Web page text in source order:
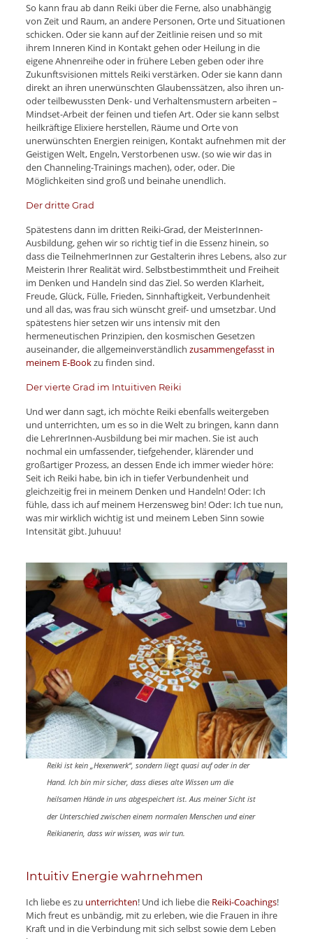
So kann frau ab dann Reiki über die Ferne, also unabhängig
von Zeit und Raum, an andere Personen, Orte und Situationen
schicken. Oder sie kann auf der Zeitlinie reisen und so mit
ihrem Inneren Kind in Kontakt gehen oder Heilung in die
eigene Ahnenreihe oder in frühere Leben geben oder ihre
Zukunftsvisionen mittels Reiki verstärken. Oder sie kann dann
direkt an ihren unerwünschten Glaubenssätzen, also ihren un-
oder teilbewussten Denk- und Verhaltensmustern arbeiten –
Mindset-Arbeit der feinen und tiefen Art. Oder sie kann selbst
heilkräftige Elixiere herstellen, Räume und Orte von
unerwünschten Energien reinigen, Kontakt aufnehmen mit der
Geistigen Welt, Engeln, Verstorbenen usw. (so wie wir das in
den Channeling-Trainings machen), oder, oder. Die
Möglichkeiten sind groß und beinahe unendlich.
Der dritte Grad
Spätestens dann im dritten Reiki-Grad, der MeisterInnen-
Ausbildung, gehen wir so richtig tief in die Essenz hinein, so
dass die TeilnehmerInnen zur Gestalterin ihres Lebens, also zur
Meisterin Ihrer Realität wird. Selbstbestimmtheit und Freiheit
im Denken und Handeln sind das Ziel. So werden Klarheit,
Freude, Glück, Fülle, Frieden, Sinnhaftigkeit, Verbundenheit
und all das, was frau sich wünscht greif- und umsetzbar. Und
spätestens hier setzen wir uns intensiv mit den
hermeneutischen Prinzipien, den kosmischen Gesetzen
auseinander, die allgemeinverständlich zusammengefasst in
meinem E-Bookzu finden sind.
Der vierte Grad im Intuitiven Reiki
Und wer dann sagt, ich möchte Reiki ebenfalls weitergeben
und unterrichten, um es so in die Welt zu bringen, kann dann
die LehrerInnen-Ausbildung bei mir machen. Sie ist auch
nochmal ein umfassender, tiefgehender, klärender und
großartiger Prozess, an dessen Ende ich immer wieder höre:
Seit ich Reiki habe, bin ich in tiefer Verbundenheit und
gleichzeitig frei in meinem Denken und Handeln! Oder: Ich
fühle, dass ich auf meinem Herzensweg bin! Oder: Ich tue nun,
was mir wirklich wichtig ist und meinem Leben Sinn sowie
Intensität gibt. Juhuuu!
Reiki ist kein „Hexenwerk“, sondern liegt quasi auf oder in der
Hand. Ich bin mir sicher, dass dieses alte Wissen um die
heilsamen Hände in uns abgespeichert ist. Aus meiner Sicht ist
der Unterschied zwischen einem normalen Menschen und einer
Reikianerin, dass wir wissen, was wir tun.
Intuitiv Energie wahrnehmen
Ich liebe es zu unterrichten! Und ich liebe die Reiki-Coachings!
Mich freut es unbändig, mit zu erleben, wie die Frauen in ihre
Kraft und in die Verbindung mit sich selbst sowie dem Leben